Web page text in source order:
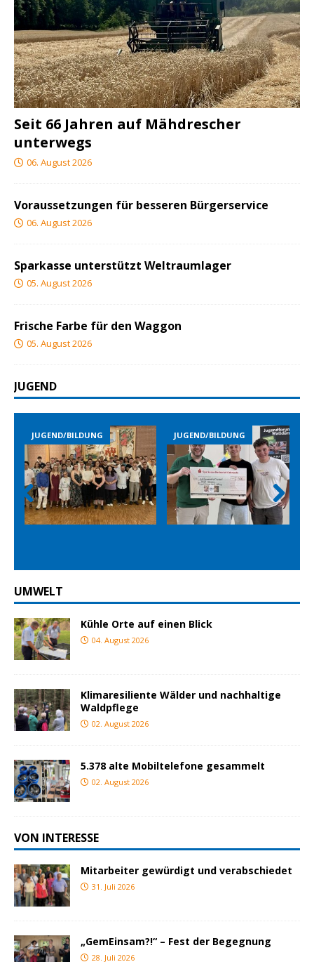
Seit 66 Jahren auf Mähdrescher
unterwegs
06. August 2026
Voraussetzungen für besseren Bürgerservice
06. August 2026
Sparkasse unterstützt Weltraumlager
05. August 2026
Frische Farbe für den Waggon
05. August 2026
JUGEND
BILDUNG JUGEND/BILDUNG
Prev
ious
Nex
t
UMWELT
Kühle Orte auf einen Blick
04. August 2026
Klimaresiliente Wälder und nachhaltige
Waldpflege
02. August 2026
5.378 alte Mobiltelefone gesammelt
02. August 2026
VON INTERESSE
Mitarbeiter gewürdigt und verabschiedet
31. Juli 2026
„GemEinsam?!“ – Fest der Begegnung
28. Juli 2026